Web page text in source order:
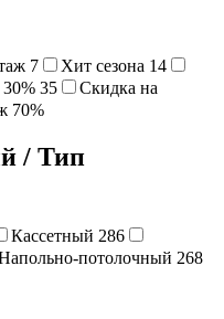
7 Хит сезона 14
35
Скидка на
70%
/ Тип
Кассетный 286
потолочный 268